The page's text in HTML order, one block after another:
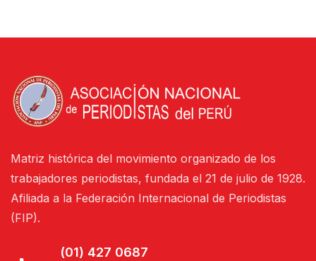
Matriz histórica del movimiento organizado de los
trabajadores periodistas, fundada el 21 de julio de 1928.
Afiliada a la Federación Internacional de Periodistas
(FIP).
(01) 427 0687